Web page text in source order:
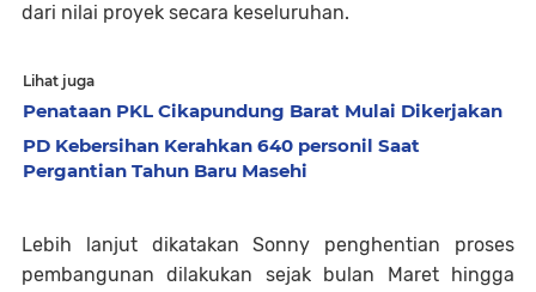
dari nilai proyek secara keseluruhan.
Lihat juga
Penataan PKL Cikapundung Barat Mulai Dikerjakan
PD Kebersihan Kerahkan 640 personil Saat
Pergantian Tahun Baru Masehi
Lebih lanjut dikatakan Sonny penghentian proses
pembangunan dilakukan sejak bulan Maret hingga